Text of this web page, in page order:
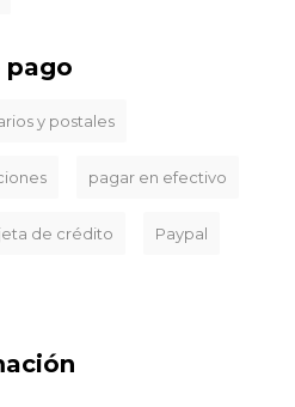
pago
y postales
pagar en efectivo
de crédito Paypal